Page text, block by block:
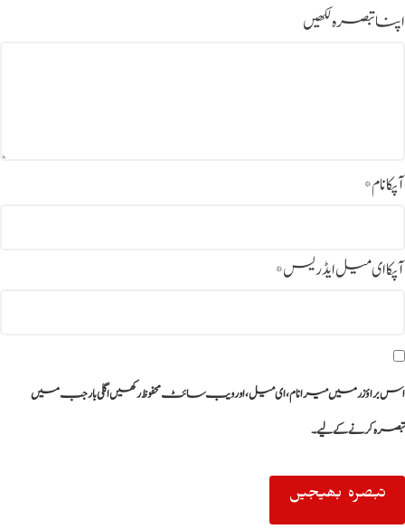
اپنا تبصرہ لکھیں
آپکا نام*
آپکا ای میل ایڈریس*
اس براؤزر میں میرا نام، ای میل، اور ویب سائٹ محفوظ رکھیں اگلی بار جب میں
تبصرہ کرنے کےلیے۔